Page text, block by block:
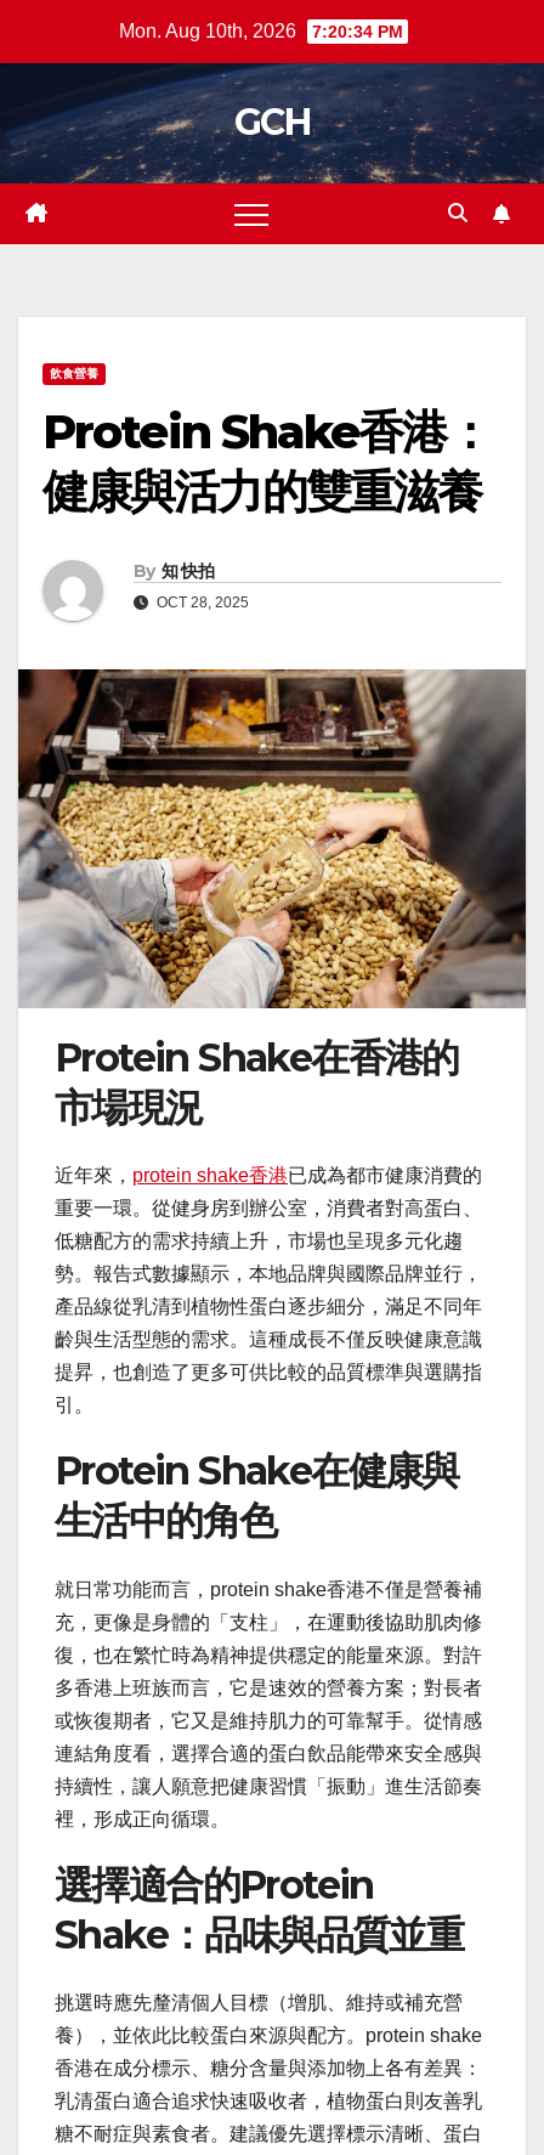
Mon. Aug 10th, 2026 7:20:35 PM
GCH
飲食營養
Protein Shake香港：
健康與活力的雙重滋養
By 知 快拍
OCT 28, 2025
Protein Shake在香港的
市場現況
近年來， protein shake香港已成為都市健康消費的
重要一環。從健身房到辦公室，消費者對高蛋白、
低糖配方的需求持續上升，市場也呈現多元化趨
勢。報告式數據顯示，本地品牌與國際品牌並行，
產品線從乳清到植物性蛋白逐步細分，滿足不同年
齡與生活型態的需求。這種成長不僅反映健康意識
提昇，也創造了更多可供比較的品質標準與選購指
引。
Protein Shake在健康與
生活中的角色
就日常功能而言，protein shake香港不僅是營養補
充，更像是身體的「支柱」，在運動後協助肌肉修
復，也在繁忙時為精神提供穩定的能量來源。對許
多香港上班族而言，它是速效的營養方案；對長者
或恢復期者，它又是維持肌力的可靠幫手。從情感
連結角度看，選擇合適的蛋白飲品能帶來安全感與
持續性，讓人願意把健康習慣「振動」進生活節奏
裡，形成正向循環。
選擇適合的Protein
Shake：品味與品質並重
挑選時應先釐清個人目標（增肌、維持或補充營
養），並依此比較蛋白來源與配方。protein shake
香港在成分標示、糖分含量與添加物上各有差異：
乳清蛋白適合追求快速吸收者，植物蛋白則友善乳
糖不耐症與素食者。建議優先選擇標示清晰、蛋白